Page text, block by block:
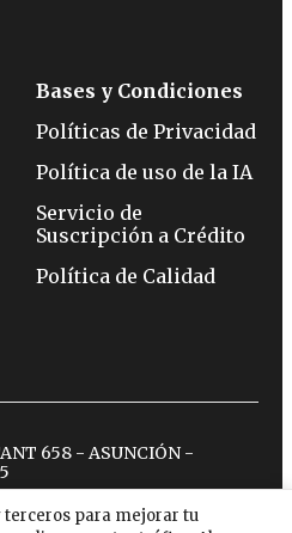
para mejorar tu
Bases y Condiciones
Políticas de Privacidad
Política de uso de la IA
Servicio de
Suscripción a Crédito
Política de Calidad
658 - ASUNCIÓN -